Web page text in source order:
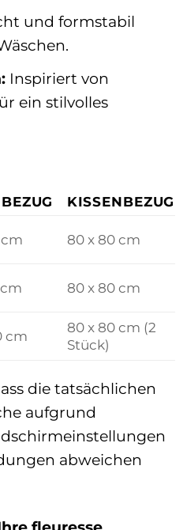
und formstabil
Inspiriert von
ein stilvolles
KISSENBEZUG
cm 80 x 80 cm
80 x 80 cm
cm
80 x 80 cm (2
Stück)
die tatsächlichen
aufgrund
abweichen